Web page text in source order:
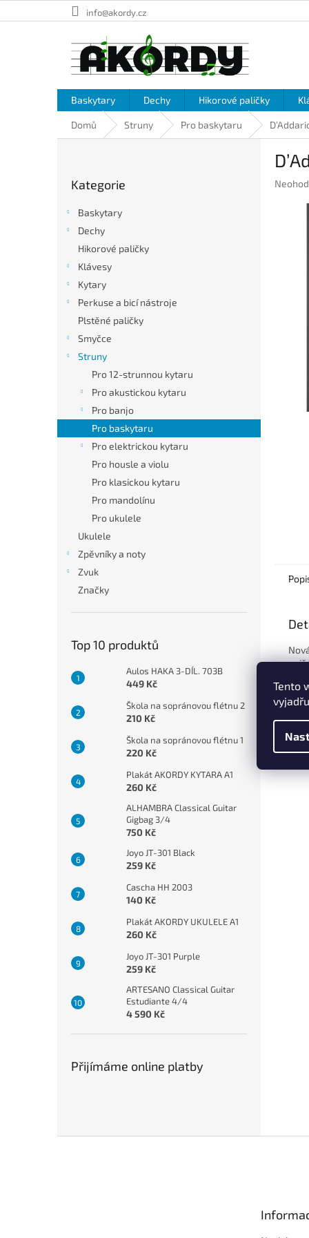
Tento
na
info@akordy.cz
Baskytary Dechy Hikorové paličky
Domů Struny Pro baskytaru
kategorie
Kategorie
Baskytary
Dechy
Hikorové paličky
Klávesy
Kytary
Perkuse a bicí nástroje
Plstěné paličky
Smyčce
Struny
Pro 12-strunnou kytaru
Pro akustickou kytaru
Pro banjo
Pro baskytaru
Pro elektrickou kytaru
Pro housle a violu
Pro klasickou kytaru
Pro mandolínu
Pro ukulele
Ukulele
Zpěvníky a noty
Zvuk
Značky
Top 10 produktů
Aulos HAKA 3-DÍL. 703B
449 Kč
Škola na sopránovou flétnu 2
210 Kč
Škola na sopránovou flétnu 1
220 Kč
Plakát AKORDY KYTARA A1
260 Kč
ALHAMBRA Classical Guitar
Gigbag 3/4
750 Kč
Joyo JT-301 Black
259 Kč
Cascha HH 2003
140 Kč
Plakát AKORDY UKULELE A1
260 Kč
Joyo JT-301 Purple
259 Kč
ARTESANO Classical Guitar
Estudiante 4/4
4 590 Kč
Přijímáme online platby
aniž
a